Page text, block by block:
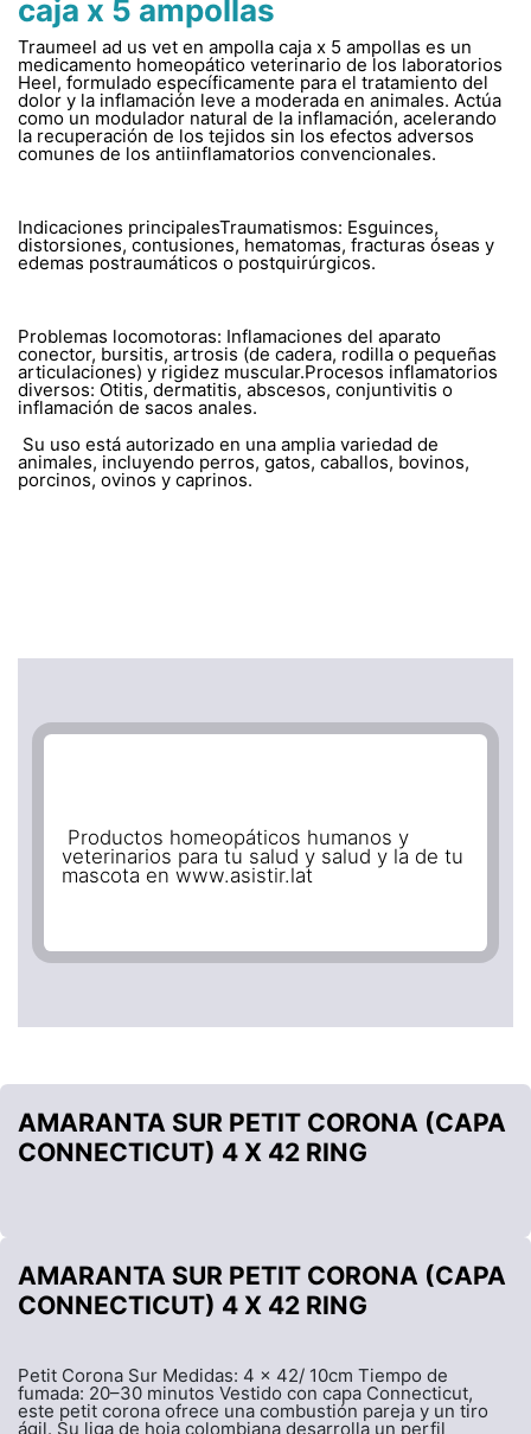
caja x 5 ampollas
Traumeel ad us vet en ampolla caja x 5 ampollas es un
medicamento homeopático veterinario de los laboratorios
Heel, formulado específicamente para el tratamiento del
dolor y la inflamación leve a moderada en animales. Actúa
como un modulador natural de la inflamación, acelerando
la recuperación de los tejidos sin los efectos adversos
comunes de los antiinflamatorios convencionales.
Indicaciones principalesTraumatismos: Esguinces,
distorsiones, contusiones, hematomas, fracturas óseas y
edemas postraumáticos o postquirúrgicos.
Problemas locomotoras: Inflamaciones del aparato
conector, bursitis, artrosis (de cadera, rodilla o pequeñas
articulaciones) y rigidez muscular.Procesos inflamatorios
diversos: Otitis, dermatitis, abscesos, conjuntivitis o
inflamación de sacos anales.
Su uso está autorizado en una amplia variedad de
animales, incluyendo perros, gatos, caballos, bovinos,
porcinos, ovinos y caprinos.
Productos homeopáticos humanos y
veterinarios para tu salud y salud y la de tu
mascota en www.asistir.lat
AMARANTA SUR PETIT CORONA (CAPA
CONNECTICUT) 4 X 42 RING
AMARANTA SUR PETIT CORONA (CAPA
CONNECTICUT) 4 X 42 RING
Petit Corona Sur Medidas: 4 x 42/ 10cm Tiempo de
fumada: 20–30 minutos Vestido con capa Connecticut,
este petit corona ofrece una combustión pareja y un tiro
ágil. Su liga de hoja colombiana desarrolla un perfil